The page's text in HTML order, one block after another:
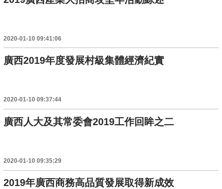
2020-01-10 09:41:06
廣西2019年度發展村級集體經濟紀實
2020-01-10 09:37:44
廣西人大及其常委會2019工作回眸之二
2020-01-10 09:35:29
2019年廣西商務高品質發展取得新成效